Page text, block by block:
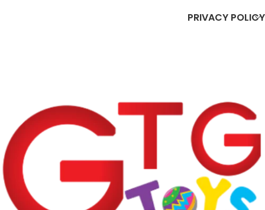
PRIVACY POLICY